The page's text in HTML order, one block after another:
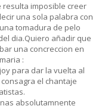
resulta imposible creer
una sola palabra con
tomadura de pelo
dia.Quiero añadir que
una concreccion en
:
para dar la vuelta al
el chantaje
absolutamnente